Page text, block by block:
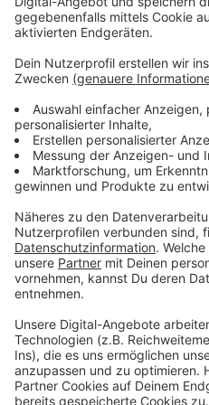
Atze Schröder - "Wat
Podcast
Was macht der Künstler
der Bühne oder vor der
Schröder die schönsten
Anekdoten, intime
seine Lieblingspromis in die
kennen und lieben. Atze
so lustig wie immer.
Anzeige